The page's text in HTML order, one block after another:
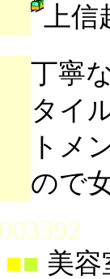
上
丁寧
タイ
トメ
ので
■ 美容